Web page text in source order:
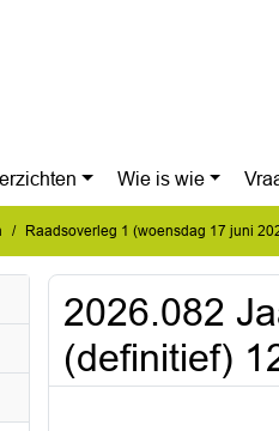
Wie is wie
Raadsoverleg 1 (woensdag 17 juni
2026.082
(definitief)